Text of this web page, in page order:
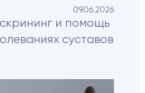
09.06.2026
и помощь
суставов